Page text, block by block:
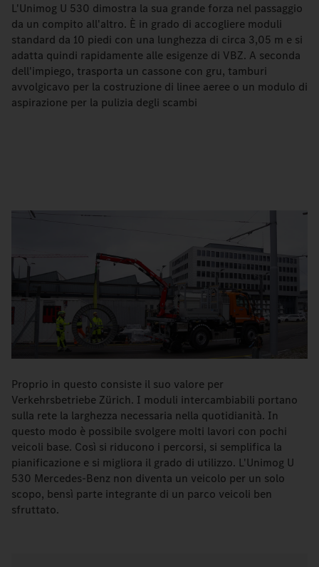
L'Unimog U 530 dimostra la sua grande forza nel passaggio
da un compito all'altro. È in grado di accogliere moduli
standard da 10 piedi con una lunghezza di circa 3,05 m e si
adatta quindi rapidamente alle esigenze di VBZ. A seconda
dell'impiego, trasporta un cassone con gru, tamburi
avvolgicavo per la costruzione di linee aeree o un modulo di
aspirazione per la pulizia degli scambi
Proprio in questo consiste il suo valore per
Verkehrsbetriebe Zürich. I moduli intercambiabili portano
sulla rete la larghezza necessaria nella quotidianità. In
questo modo è possibile svolgere molti lavori con pochi
veicoli base. Così si riducono i percorsi, si semplifica la
pianificazione e si migliora il grado di utilizzo. L'Unimog U
530 Mercedes-Benz non diventa un veicolo per un solo
scopo, bensì parte integrante di un parco veicoli ben
sfruttato.